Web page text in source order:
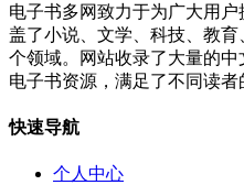
电子书多网致力于为广大用
盖了小说、文学、科技、教
个领域。网站收录了大量的
电子书资源，满足了不同读者
快速导航
个人中心